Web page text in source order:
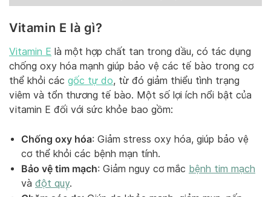
Vitamin E là gì?
Vitamin E là một hợp chất tan trong dầu, có tác dụng
chống oxy hóa mạnh giúp bảo vệ các tế bào trong cơ
thể khỏi các gốc tự do, từ đó giảm thiểu tình trạng
viêm và tổn thương tế bào. Một số lợi ích nổi bật của
vitamin E đối với sức khỏe bao gồm:
Chống oxy hóa: Giảm stress oxy hóa, giúp bảo vệ
cơ thể khỏi các bệnh mạn tính.
Bảo vệ tim mạch: Giảm nguy cơ mắc bệnh tim mạch
và đột quỵ.